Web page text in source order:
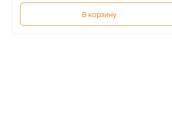
В корзину